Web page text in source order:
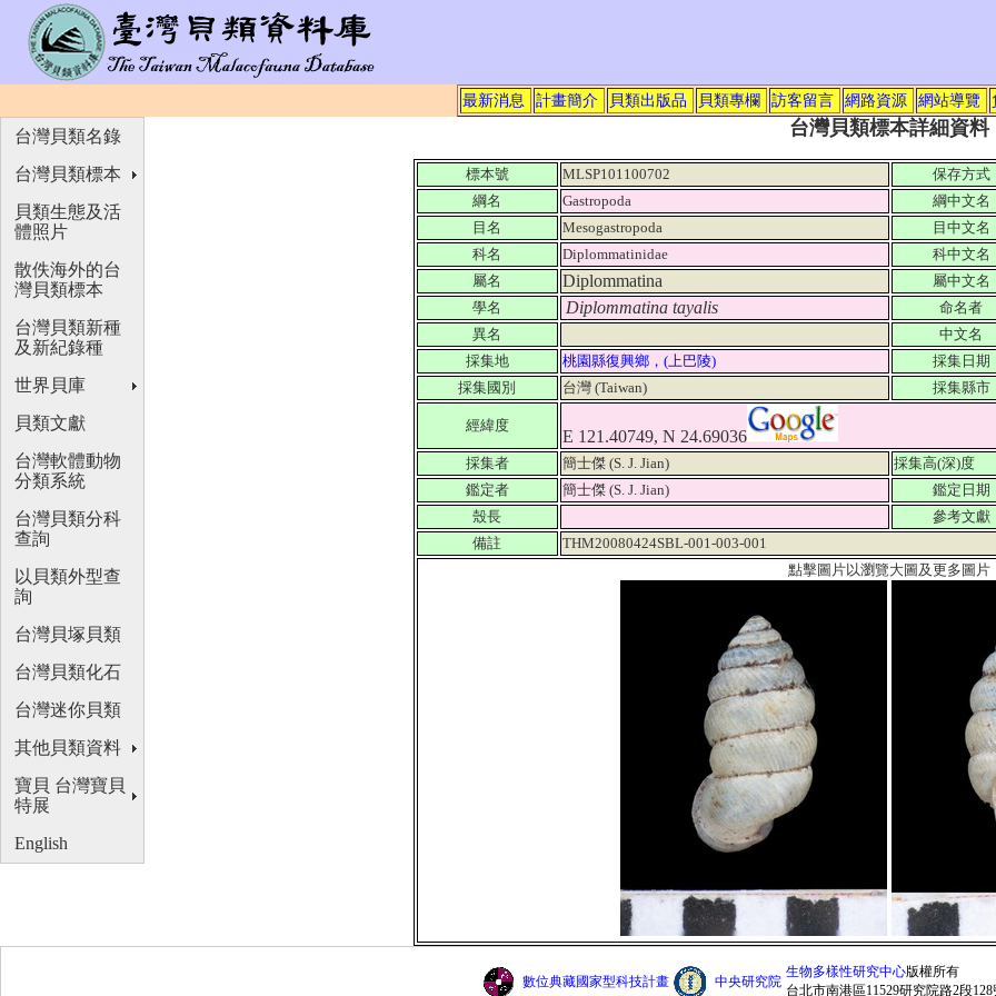
最新消息 計畫簡介 貝類出版品 貝類專欄 訪客留言 網路資源 網站導覽
台灣貝類標本詳細資料
標本號 MLSP101100702
保存方式
綱名
Gastropoda
綱中文名
目名
Mesogastropoda
目中文名
科名
Diplommatinidae
科中文名
屬名
Diplommatina
屬中文名
學名
Diplommatina tayalis
命名者
異名
中文名
採集地
桃園縣復興鄉，(上巴陵)
採集日期
採集國別
台灣 (Taiwan) 採集縣市
經緯度
E 121.40749, N 24.69036
採集者 簡士傑 (S. J. Jian)
採集高(深)度
鑑定者
簡士傑 (S. J. Jian)
鑑定日期
殼長
參考文獻
備註
THM20080424SBL-001-003-001
點擊圖片以瀏覽大圖及更多圖片
台灣貝類名錄
台灣貝類標本
貝類生態及活
體照片
散佚海外的台
灣貝類標本
台灣貝類新種
及新紀錄種
世界貝庫
貝類文獻
台灣軟體動物
分類系統
台灣貝類分科
查詢
以貝類外型查
詢
台灣貝塚貝類
台灣貝類化石
台灣迷你貝類
其他貝類資料
寶貝 台灣寶貝
特展
English
數位典藏國家型科技計畫 中央研究院
生物多樣性研究中心版權所有
台北市南港區11529研究院路2段128